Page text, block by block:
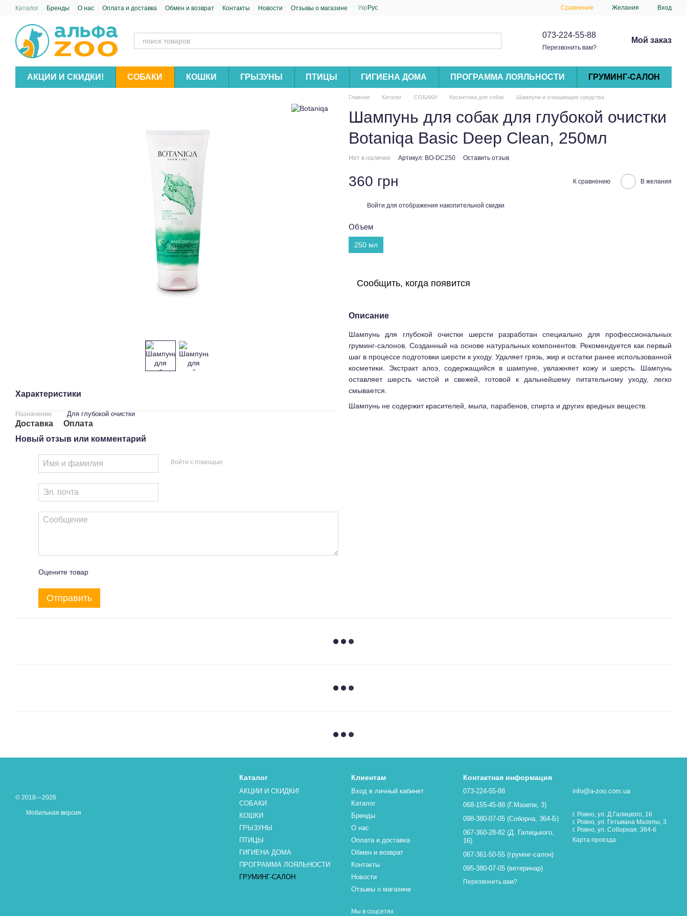
Перейти к основному контенту
Каталог Бренды О нас Оплата и доставка Обмен и возврат Контакты Новости Отзывы о магазине Укр Рус Сравнение Желания Вход
073-224-55-88
Перезвонить вам?
Мой заказ
АКЦИИ И СКИДКИ! СОБАКИ КОШКИ ГРЫЗУНЫ ПТИЦЫ ГИГИЕНА ДОМА ПРОГРАММА ЛОЯЛЬНОСТИ ГРУМИНГ-САЛОН
Характеристики
Назначение Для глубокой очистки
Доставка
Оплата
Новый отзыв или комментарий
Войти с помощью
Оцените товар
Отправить
Главная Каталог СОБАКИ Косметика для собак Шампуни и очищающие средства
Шампунь для собак для глубокой очистки
Botaniqa Basic Deep Clean, 250мл
Нет в наличии Артикул: BO-DC250 Оставить отзыв
360 грн К сравнению В желания
Войти для отображения накопительной скидки
Объем
250 мл
Сообщить, когда появится
Описание
Шампунь для глубокой очистки шерсти разработан специально для профессиональных
груминг-салонов. Созданный на основе натуральных компонентов. Рекомендуется как первый
шаг в процессе подготовки шерсти к уходу. Удаляет грязь, жир и остатки ранее использованной
косметики. Экстракт алоэ, содержащийся в шампуне, увлажняет кожу и шерсть. Шампунь
оставляет шерсть чистой и свежей, готовой к дальнейшему питательному уходу, легко
смывается.
Шампунь не содержит красителей, мыла, парабенов, спирта и других вредных веществ.
© 2018—2026
Мобильная версия
Каталог
АКЦИИ И СКИДКИ!
СОБАКИ
КОШКИ
ГРЫЗУНЫ
ПТИЦЫ
ГИГИЕНА ДОМА
ПРОГРАММА ЛОЯЛЬНОСТИ
ГРУМИНГ-САЛОН
Клиентам
Вход в личный кабинет
Каталог
Бренды
О нас
Оплата и доставка
Обмен и возврат
Контакты
Новости
Отзывы о магазине
Мы в соцсетях
Контактная информация
073-224-55-88
068-155-45-88 (Г.Мазепи, 3)
098-380-07-05 (Соборна, 364-Б)
067-360-28-82 (Д. Галицького,
16)
067-361-50-55 (грумінг-салон)
095-380-07-05 (ветеринар)
Перезвонить вам?
info@a-zoo.com.ua
г. Ровно, ул. Д.Галицкого, 16
г. Ровно, ул. Гетьмана Мазепы, 3
г. Ровно, ул. Соборная, 364-б
Карта проезда